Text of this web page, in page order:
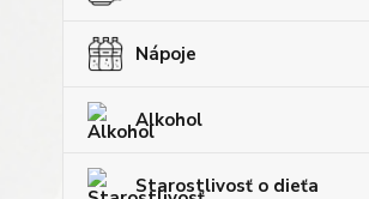
Nápoje
Alkohol
Starostlivosť o dieťa